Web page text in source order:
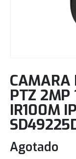
CAMARA
PTZ
IR100M
Agotado